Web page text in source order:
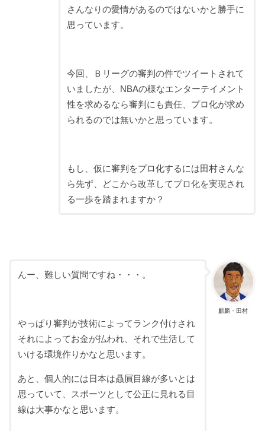
さんなりの愛情があるのではないかと勝手に
思っています。
今回、Ｂリーグの審判の件でツイートされて
いましたが、NBAの様なエンターテイメント
性を求めるなら審判にも責任、プロ化が求め
られるのでは無いかと思っています。
もし、仮に審判をプロ化するには田村さんな
ら先ず、どこから改革してプロ化を実現され
る一歩を踏まれますか？
麒麟・田村
んー、難しい質問ですね・・・。
やっぱり審判が技術によってランク付けされ
それによってお金が払われ、それで生活して
いける環境作りかなと思います。
あと、個人的には日本は贔屓目線が多いとは
思っていて、スポーツとして公正に見れる目
線は大事かなと思います。